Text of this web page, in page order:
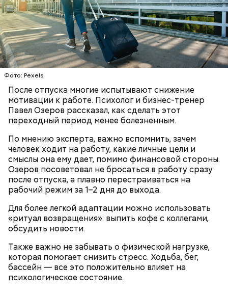
Фото: Pexels
После отпуска многие испытывают снижение
мотивации к работе. Психолог и бизнес-тренер
Павел Озеров рассказал, как сделать этот
переходный период менее болезненным.
По мнению эксперта, важно вспомнить, зачем
человек ходит на работу, какие личные цели и
смыслы она ему дает, помимо финансовой стороны.
Озеров посоветовал не бросаться в работу сразу
после отпуска, а плавно перестраиваться на
рабочий режим за 1–2 дня до выхода.
Для более легкой адаптации можно использовать
«ритуал возвращения»: выпить кофе с коллегами,
обсудить новости.
Также важно не забывать о физической нагрузке,
которая помогает снизить стресс. Ходьба, бег,
бассейн — все это положительно влияет на
психологическое состояние.
с сахарным диабетом;
лишним весом.
подчеркнула доктор.